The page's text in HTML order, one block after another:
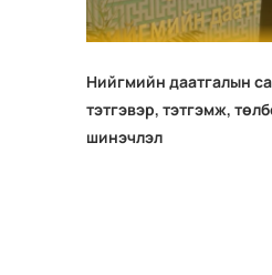
Нийгмийн даатгалын
тэтгэвэр, тэтгэмж,
шинэчлэл